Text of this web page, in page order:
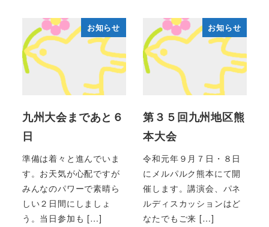
お知らせ
九州大会まであと６
日
準備は着々と進んでいま
す。お天気が心配ですが
みんなのパワーで素晴ら
しい２日間にしましょ
う。当日参加も […]
お知らせ
第３５回九州地区熊
本大会
令和元年９月７日・８日
にメルパルク熊本にて開
催します。講演会、パネ
ルディスカッションはど
なたでもご来 […]